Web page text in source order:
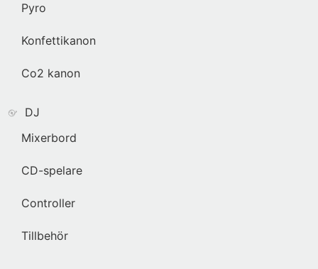
Pyro
Konfettikanon
Co2 kanon
DJ
Mixerbord
CD-spelare
Controller
Tillbehör